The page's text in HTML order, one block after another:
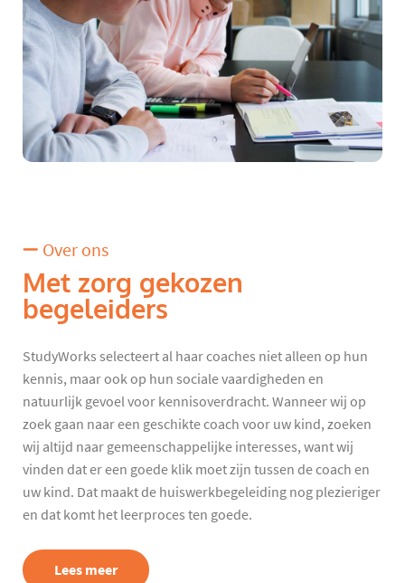
Over ons
Met zorg gekozen
begeleiders
StudyWorks selecteert al haar coaches niet alleen op hun
kennis, maar ook op hun sociale vaardigheden en
natuurlijk gevoel voor kennisoverdracht. Wanneer wij op
zoek gaan naar een geschikte coach voor uw kind, zoeken
wij altijd naar gemeenschappelijke interesses, want wij
vinden dat er een goede klik moet zijn tussen de coach en
uw kind. Dat maakt de huiswerkbegeleiding nog plezieriger
en dat komt het leerproces ten goede.
Lees meer